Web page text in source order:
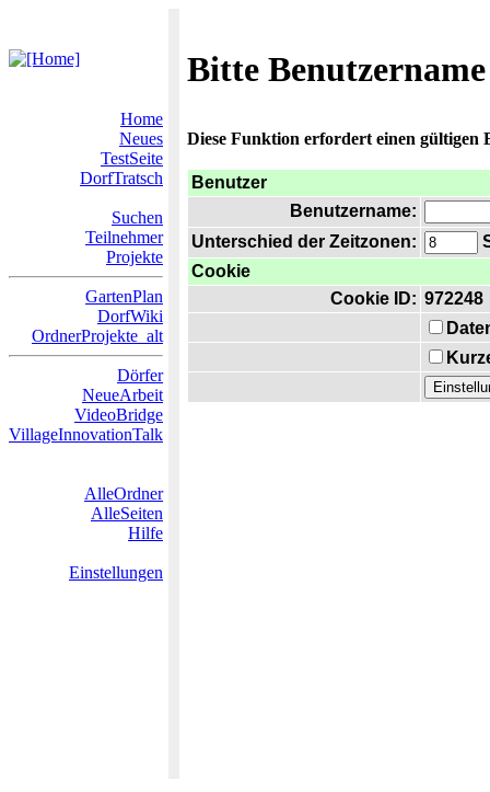
Bitte
Home
Neues
TestSeite
DorfTratsch
Suchen
Teilnehmer
Projekte
GartenPlan
DorfWiki
OrdnerProjekte_alt
Dörfer
NeueArbeit
VideoBridge
VillageInnovationTalk
AlleOrdner
AlleSeiten
Hilfe
Einstellungen
Diese Funktion erfordert einen gültigen
Benutzer
Benutzername:
Unterschied der Zeitzonen:
Cookie
Cookie ID: 972248